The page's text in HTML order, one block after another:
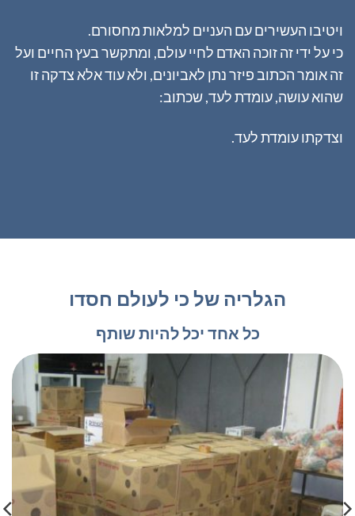
ויטיבו העשירים עם העניים למלאות מחסורם.
כי על ידי זה זוכה האדם לחיי עולם, ומתקשר בעץ החיים ועל
זה אומר הכתוב פיזר נתן לאביונים, ולא עוד אלא צדקה זו
שהוא עושה, עומדת לעד, שכתוב:
וצדקתו עומדת לעד.
הגלריה של כי לעולם חסדו
כל אחד יכל להיות שותף